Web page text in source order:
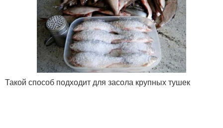
Такой способ подходит для засола крупных тушек